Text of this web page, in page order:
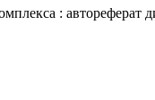
: автореферат